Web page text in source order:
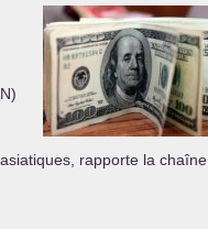
)
rapporte la chaîne